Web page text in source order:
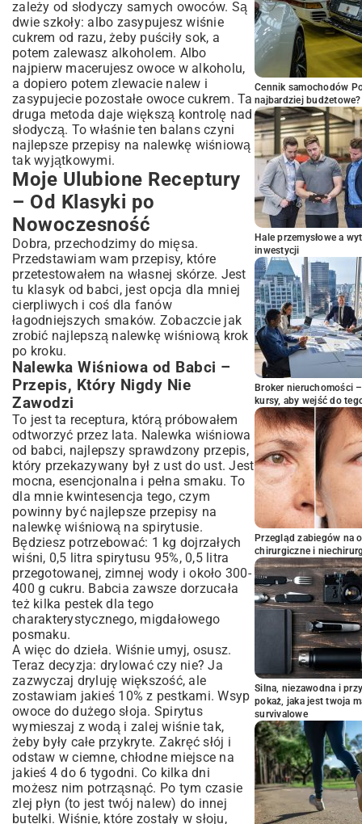
zależy od słodyczy samych owoców. Są
dwie szkoły: albo zasypujesz wiśnie
cukrem od razu, żeby puściły sok, a
potem zalewasz alkoholem. Albo
najpierw macerujesz owoce w alkoholu,
a dopiero potem zlewacie nalew i
zasypujecie pozostałe owoce cukrem. Ta
druga metoda daje większą kontrolę nad
słodyczą. To właśnie ten balans czyni
najlepsze przepisy na nalewkę wiśniową
tak wyjątkowymi.
Moje Ulubione Receptury
– Od Klasyki po
Nowoczesność
Dobra, przechodzimy do mięsa.
Przedstawiam wam przepisy, które
przetestowałem na własnej skórze. Jest
tu klasyk od babci, jest opcja dla mniej
cierpliwych i coś dla fanów
łagodniejszych smaków. Zobaczcie jak
zrobić najlepszą nalewkę wiśniową krok
po kroku.
Nalewka Wiśniowa od Babci –
Przepis, Który Nigdy Nie
Zawodzi
To jest ta receptura, którą próbowałem
odtworzyć przez lata. Nalewka wiśniowa
od babci, najlepszy sprawdzony przepis,
który przekazywany był z ust do ust. Jest
mocna, esencjonalna i pełna smaku. To
dla mnie kwintesencja tego, czym
powinny być najlepsze przepisy na
nalewkę wiśniową na spirytusie.
Będziesz potrzebować: 1 kg dojrzałych
wiśni, 0,5 litra spirytusu 95%, 0,5 litra
przegotowanej, zimnej wody i około 300-
400 g cukru. Babcia zawsze dorzucała
też kilka pestek dla tego
charakterystycznego, migdałowego
posmaku.
A więc do dzieła. Wiśnie umyj, osusz.
Teraz decyzja: drylować czy nie? Ja
zazwyczaj dryluję większość, ale
zostawiam jakieś 10% z pestkami. Wsyp
owoce do dużego słoja. Spirytus
wymieszaj z wodą i zalej wiśnie tak,
żeby były całe przykryte. Zakręć słój i
odstaw w ciemne, chłodne miejsce na
jakieś 4 do 6 tygodni. Co kilka dni
możesz nim potrząsnąć. Po tym czasie
zlej płyn (to jest twój nalew) do innej
butelki. Wiśnie, które zostały w słoju,
Cennik samochodów
najbardziej budżetowe?
Hale przemysłowe a
inwestycji
Broker nieruchomości
kursy, aby wejść do
Przegląd zabiegów na
chirurgiczne i
Silna, niezawodna i
pokaż, jaka jest twoja
survivalowe